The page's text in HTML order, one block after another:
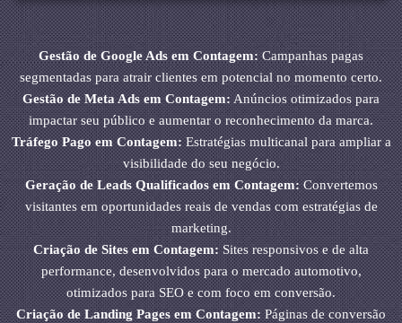
Gestão de Google Ads em Contagem:Campanhas pagas
segmentadas para atrair clientes em potencial no momento certo.
Gestão de Meta Ads em Contagem:Anúncios otimizados para
impactar seu público e aumentar o reconhecimento da marca.
Tráfego Pago em Contagem:Estratégias multicanal para ampliar a
visibilidade do seu negócio.
Geração de Leads Qualificados em Contagem:Convertemos
visitantes em oportunidades reais de vendas com estratégias de
marketing.
Criação de Sites em Contagem:Sites responsivos e de alta
performance, desenvolvidos para o mercado automotivo,
otimizados para SEO e com foco em conversão.
Criação de Landing Pages em Contagem:Páginas de conversão